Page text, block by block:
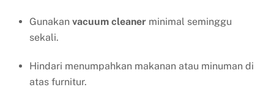
Gunakan vacuum cleaner minimal seminggu
sekali.
Hindari menumpahkan makanan atau minuman di
atas furnitur.